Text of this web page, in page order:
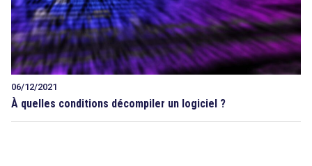
06/12/2021
À quelles conditions décompiler un logiciel ?